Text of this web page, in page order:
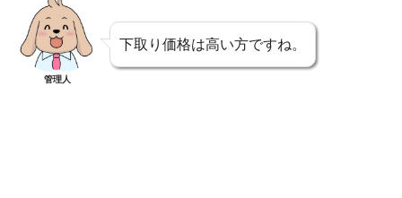
管理人
下取り価格は高い方ですね。